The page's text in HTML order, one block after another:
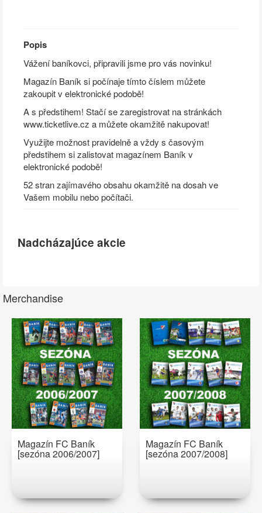
Popis
Vážení baníkovci, připravili jsme pro vás novinku!
Magazín Baník si počínaje tímto číslem můžete
zakoupit v elektronické podobě!
A s předstihem! Stačí se zaregistrovat na stránkách
www.ticketlive.cz a můžete okamžitě nakupovat!
Využijte možnost pravidelně a vždy s časovým
předstihem si zalistovat magazínem Baník v
elektronické podobě!
52 stran zajímavého obsahu okamžitě na dosah ve
Vašem mobilu nebo počítači.
Nadcházajúce akcie
Merchandise
Magazín FC Baník
[sezóna 2006/2007]
Magazín FC Baník
[sezóna 2007/2008]